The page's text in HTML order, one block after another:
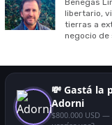
Benegas
libertario,
tierras a
negocio de